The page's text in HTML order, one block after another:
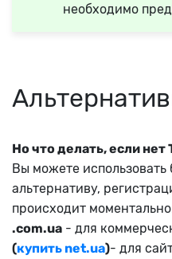
необходимо
Но что делать, если
Вы можете
альтернативу,
происходит
.com.ua - для
(купить net.ua)- для